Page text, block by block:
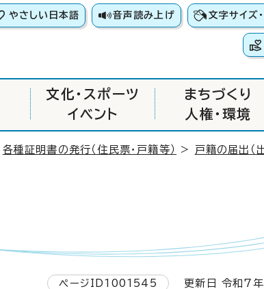
やさしい日本語 音声読み上げ 文字サイズ
文化・スポーツ
イベント
まちづくり
人権・環境
各種証明書の発行（住民票・戸籍等） > 戸籍の届出（
ページID1001545 更新日 令和7年